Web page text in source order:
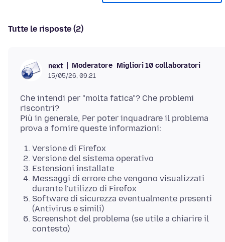
Tutte le risposte (2)
next Moderatore Migliori 10 collaboratori
15/05/26, 09:21
Che intendi per "molta fatica"? Che problemi
riscontri?
Più in generale, Per poter inquadrare il problema
Versione di Firefox
Versione del sistema operativo
Estensioni installate
Messaggi di errore che vengono visualizzati
durante l'utilizzo di Firefox
Software di sicurezza eventualmente presenti
(Antivirus e simili)
Screenshot del problema (se utile a chiarire il
contesto)